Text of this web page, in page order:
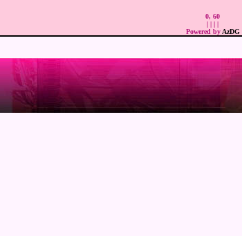
0, 60
| | | |
Powered by AzDG